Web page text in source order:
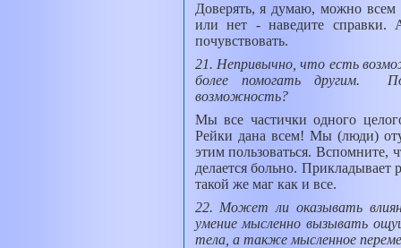
Доверять, я думаю, можно
или нет - наведите
почувствовать.
21. Непривычно, что есть
более помогать другим.
возможность?
Мы все частички одного
Рейки дана всем! Мы (люди)
этим пользоваться. Вспомните,
делается больно.
такой же маг как и все.
22. Может ли оказывать
умение мысленно вызывать
тела, а также мысленное